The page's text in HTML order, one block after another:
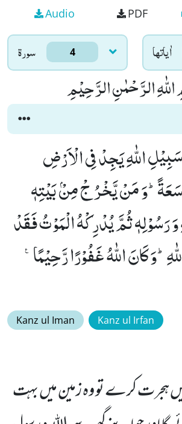
Audio PDF
سورۃ 4 اٰياتها
الرَّحْمٰنِ الرَّحِیْمِ
اللّٰهِ یَجِدْ فِی الْاَرْضِ
وَ مَنْ یَّخْرُ جْ مِنْۢ بَیْتِهٖ
وَ رَسُوْلِهٖ ثُمَّ یُدْرِكْهُ الْمَوْتُ فَقَدْ
وَ كَانَ اللّٰهُ غَفُوْرًا رَّحِیْمًا۠
Kanz ul Iman Kanz ul Irfan
میں ہجرت کرے تو وہ زمین میں بہت